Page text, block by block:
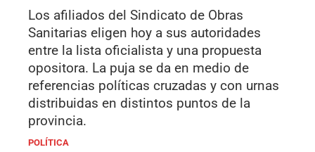
Los afiliados del Sindicato de Obras
Sanitarias eligen hoy a sus autoridades
entre la lista oficialista y una propuesta
opositora. La puja se da en medio de
referencias políticas cruzadas y con urnas
distribuidas en distintos puntos de la
provincia.
POLÍTICA